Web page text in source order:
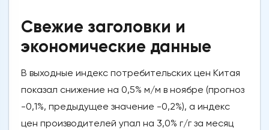
Свежие заголовки и
экономические данные
В выходные индекс потребительских цен Китая
показал снижение на 0,5% м/м в ноябре (прогноз
-0,1%, предыдущее значение -0,2%), а индекс
цен производителей упал на 3,0% г/г за месяц